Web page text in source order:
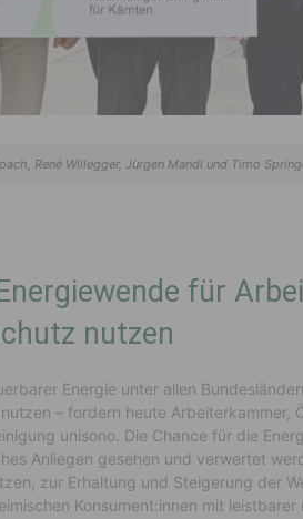
René Willegger, Jürgen Mandl und Timo
für
nutzen
Energie unter allen
– fordern heute Arbeiterkammer,
unisono. Die Chance für die
Anliegen gesehen und verwertet
zur Erhaltung und Steigerung der
Konsument:innen mit leistbarer